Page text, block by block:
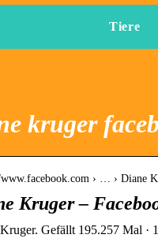
Tiere
kruger
› … › Diane
Kruger –
Gefällt 195.257 Mal ·